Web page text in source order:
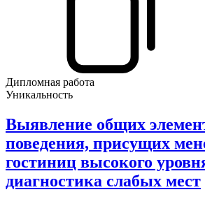
Дипломная работа
Уникальность
Выявление общих
поведения, присущих
гостиниц высокого
диагностика слабых мест